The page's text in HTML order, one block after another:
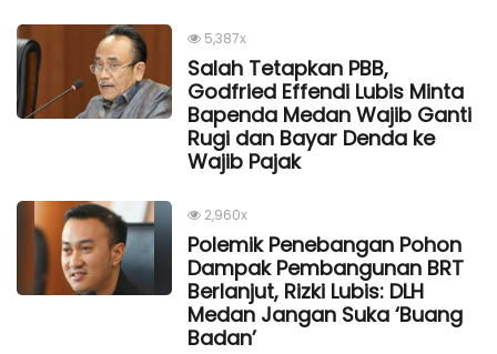
5,387x
Salah Tetapkan PBB,
Godfried Effendi Lubis Minta
Bapenda Medan Wajib Ganti
Rugi dan Bayar Denda ke
Wajib Pajak
2,960x
Polemik Penebangan Pohon
Dampak Pembangunan BRT
Berlanjut, Rizki Lubis: DLH
Medan Jangan Suka ‘Buang
Badan’